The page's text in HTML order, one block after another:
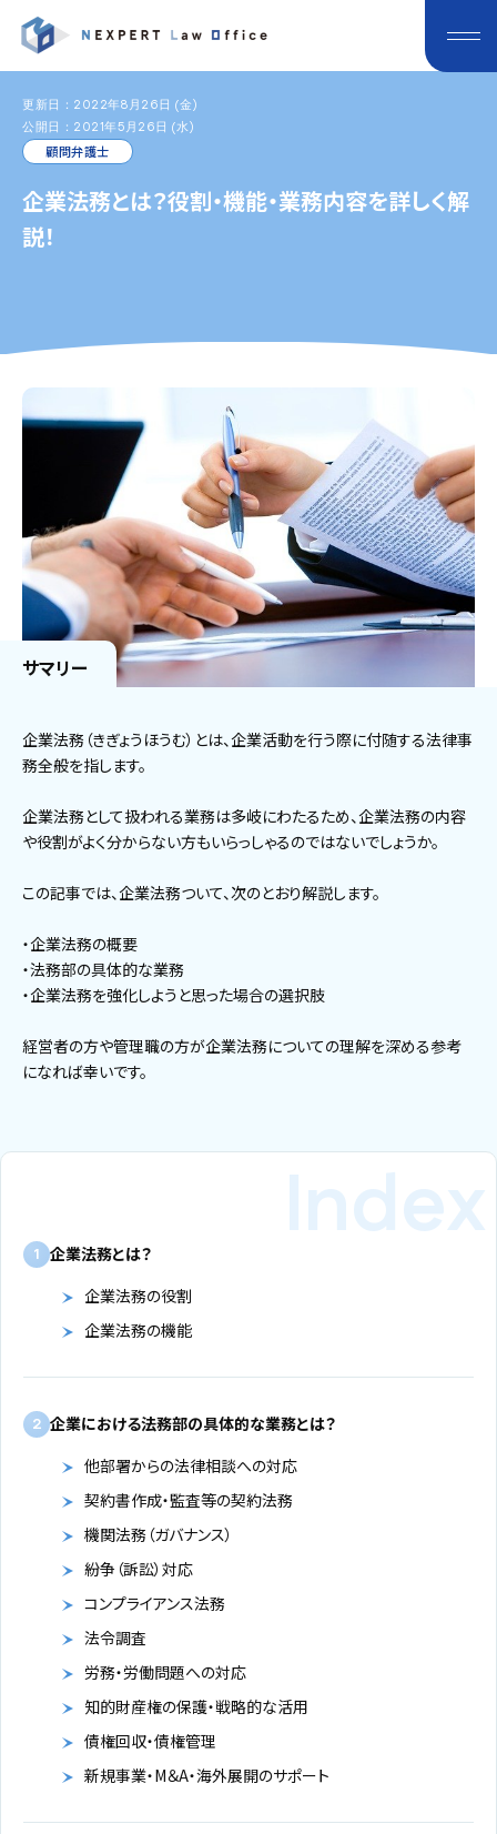
更新日：2022年8月26日 (金)
公開日：2021年5月26日 (水)
顧問弁護士
企業法務とは？役割・機能・業務内容を詳しく解
説！
サマリー
企業法務（きぎょうほうむ）とは、企業活動を行う際に付随する法律事
務全般を指します。
企業法務として扱われる業務は多岐にわたるため、企業法務の内容
や役割がよく分からない方もいらっしゃるのではないでしょうか。
この記事では、企業法務ついて、次のとおり解説します。
・企業法務の概要
・法務部の具体的な業務
・企業法務を強化しようと思った場合の選択肢
経営者の方や管理職の方が企業法務についての理解を深める参考
になれば幸いです。
1 企業法務とは？
企業法務の役割
企業法務の機能
2 企業における法務部の具体的な業務とは？
他部署からの法律相談への対応
契約書作成・監査等の契約法務
機関法務（ガバナンス）
紛争（訴訟）対応
コンプライアンス法務
法令調査
労務・労働問題への対応
知的財産権の保護・戦略的な活用
債権回収・債権管理
新規事業・M＆A・海外展開のサポート